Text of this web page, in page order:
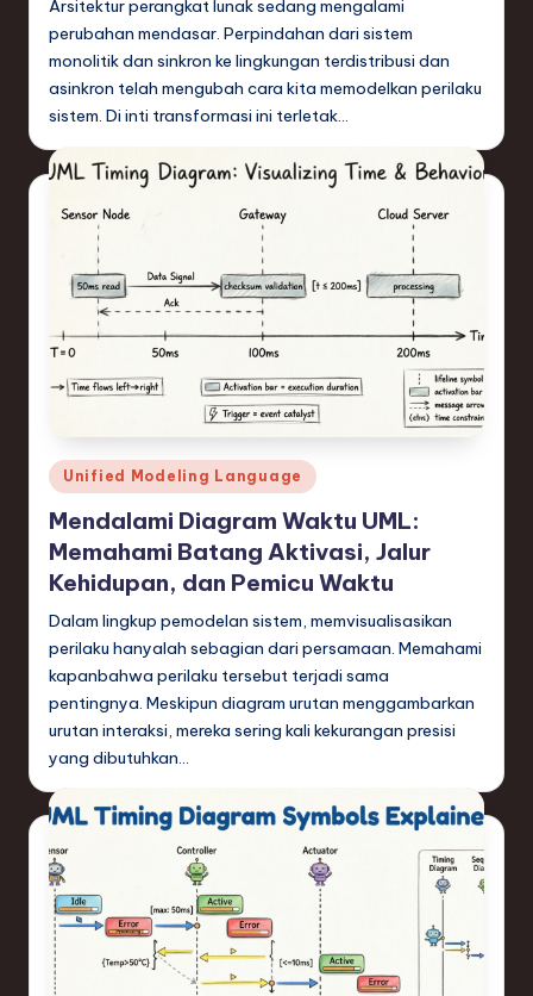
a
r
e
,
T
a
d
n
n
o
v
a
ti
o
n
Arsitektur perangkat lunak sedang mengalami
perubahan mendasar. Perpindahan dari sistem
monolitik dan sinkron ke lingkungan terdistribusi dan
asinkron telah mengubah cara kita memodelkan perilaku
sistem. Di inti transformasi ini terletak…
Posted
in
Unified Modeling Language
Mendalami Diagram Waktu UML:
Memahami Batang Aktivasi, Jalur
Kehidupan, dan Pemicu Waktu
Dalam lingkup pemodelan sistem, memvisualisasikan
perilaku hanyalah sebagian dari persamaan. Memahami
kapanbahwa perilaku tersebut terjadi sama
pentingnya. Meskipun diagram urutan menggambarkan
urutan interaksi, mereka sering kali kekurangan presisi
yang dibutuhkan…